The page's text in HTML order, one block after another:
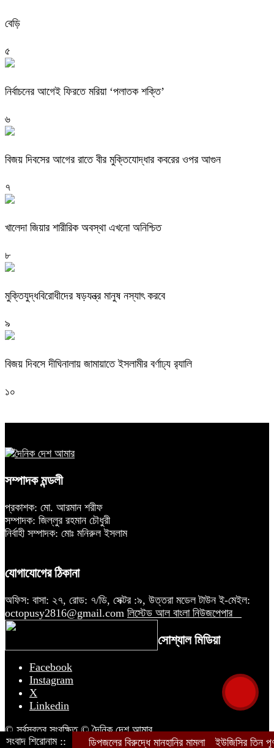
বেড়ি
৫
নির্বাচনের আগেই ফিরতে মরিয়া ‘পলাতক শক্তি’
৬
বিজয় দিবসের আগের রাতে বীর মুক্তিযোদ্ধার কবরের ওপর আগুন
৭
খালেদা জিয়ার শারীরিক অবস্থা এখনো অনিশ্চিত
৮
মুক্তিযুদ্ধবিরোধীদের ষড়যন্ত্র মানুষ নস্যাৎ করবে
৯
বিজয় দিবসে দীঘিনালায় জামায়াতে ইসলামীর বর্ণাঢ্য র‍্যালি
১০
সম্পাদক মন্ডলী
প্রকাশক: মো. আরমান শরীফ
সম্পাদক: জিল্লুর রহমান চৌধুরী
নির্বাহী সম্পাদক: মোঃ মনিরুল ইসলাম
যোগাযোগের ঠিকানা
অফিস: বাসা: ২৭, রোড: ৭/ডি, সেক্টর :৯, উত্তরা মডেল টাউন ই-মেইল:
octopusy2816@gmail.com লিস্টেড আল বাংলা নিউজপেপার
সোশ্যাল মিডিয়া
Facebook
Instagram
X
Linkedin
© সর্বস্বত্ব সংরক্ষিত © দৈনিক দেশ আমার
সংবাদ শিরোনাম ::
ডিপজলের বিরুদ্ধে মানহানির মামলা ইউজিসির তিন